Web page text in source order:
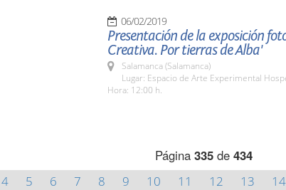
06/02/2019
Presentación de la exposición
Creativa. Por tierras de Alba'
Salamanca (Salamanca)
Lugar: Espacio de Arte Experimental
Hora: 12:00 h.
Página 335de 434
4 5 6 7 8 9 10 11 12 13 14